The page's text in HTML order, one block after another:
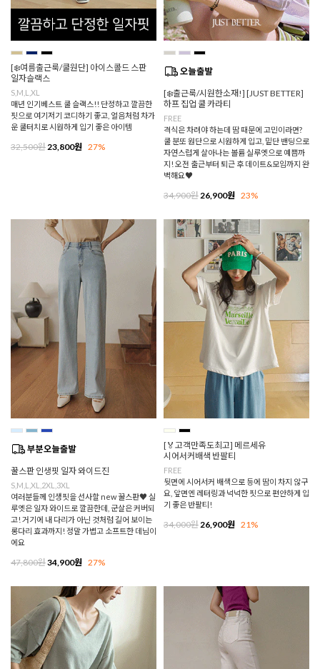
[❄️여름출근룩/쿨원단] 아이스콜드 스판
일자슬랙스
S,M,L,XL
매년 인기베스트 쿨 슬랙스!! 단정하고 깔끔한
핏으로 여기저기 코디하기 좋고, 얼음처럼 차가
운 쿨터치로 시원하게 입기 좋은 아이템
32,500원23,800원 27%
[❄️출근룩/시원한소재!] [JUST BETTER]
하프 집업 쿨 카라티
FREE
격식은 차려야 하는데 땀 때문에 고민이라면?
쿨 분또 원단으로 시원하게 입고, 밑단 밴딩으로
자연스럽게 살아나는 볼륨 실루엣으로 예쁨까
지! 오전 출근부터 퇴근 후 데이트&모임까지 완
벽해요♥
34,900원26,900원 23%
꿀스판 인생핏 일자 와이드진
S,M,L,XL,2XL,3XL
여러분들께 인생핏을 선사할 new 꿀스판♥ 실
루엣은 일자 와이드로 깔끔한데, 군살은 커버되
고! 거기에 내 다리가 아닌 것처럼 길어 보이는
롱다리 효과까지! 정말 가볍고 소프트한 데님이
에요
47,800원34,900원 27%
[🏅고객만족도최고] 메르세유
시어서커배색 반팔티
FREE
뒷면에 시어서커 배색으로 등에 땀이 차지 않구
요, 앞면엔 레터링과 넉넉한 핏으로 편안하게 입
기 좋은 반팔티!
34,000원26,900원 21%